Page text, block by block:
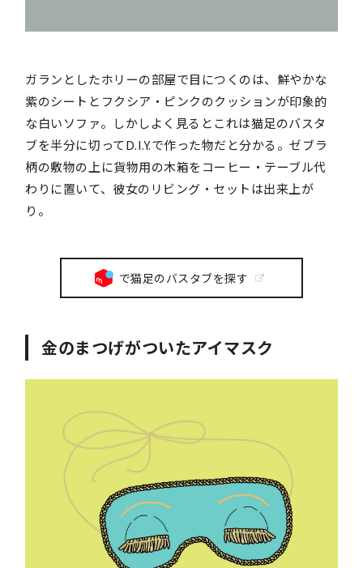
ガランとしたホリーの部屋で目につくのは、鮮やかな
紫のシートとフクシア・ピンクのクッションが印象的
な白いソファ。しかしよく見るとこれは猫足のバスタ
ブを半分に切ってD.I.Y.で作った物だと分かる。ゼブラ
柄の敷物の上に貨物用の木箱をコーヒー・テーブル代
わりに置いて、彼女のリビング・セットは出来上が
り。
で猫足のバスタブを探す
金のまつげがついたアイマスク